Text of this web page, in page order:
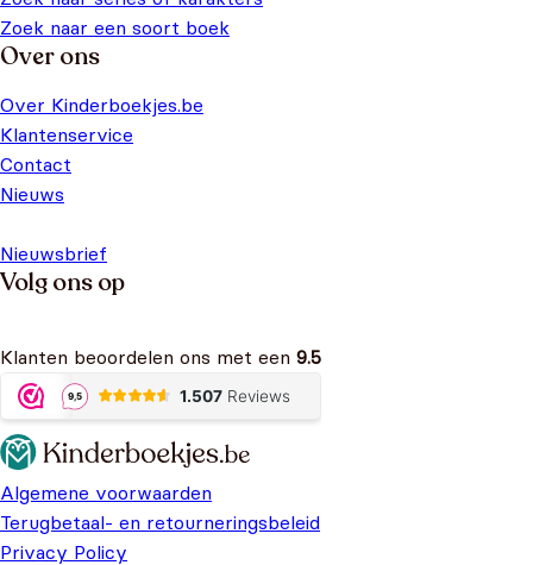
Zoek naar een soort boek
Over ons
Over Kinderboekjes.be
Klantenservice
Contact
Nieuws
Nieuwsbrief
Volg ons op
Klanten beoordelen ons met een 9.5
Algemene voorwaarden
Terugbetaal- en retourneringsbeleid
Privacy Policy